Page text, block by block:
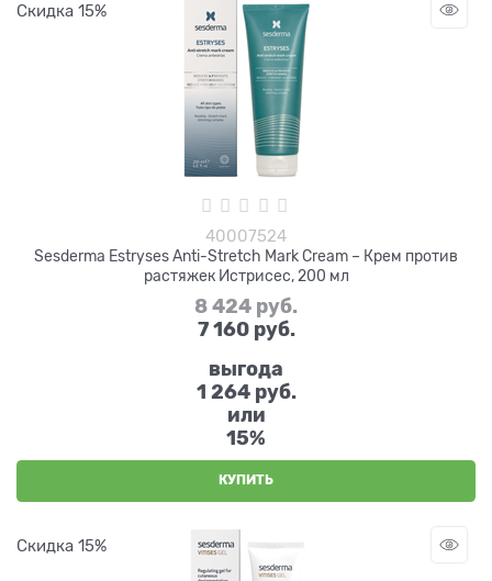
Скидка 15%
40007524
Sesderma Estryses Anti-Stretch Mark Cream – Крем против
растяжек Истрисес, 200 мл
8 424 руб.
7 160 руб.
выгода
1 264 руб.
или
15%
КУПИТЬ
Скидка 15%